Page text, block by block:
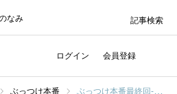
なみ
ログイン 会員登録
記事検索
ぶっつけ本番 ぶっつけ本番最終回-また会う日まで-